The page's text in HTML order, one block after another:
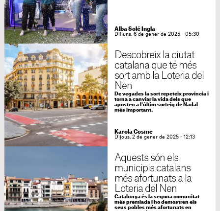
Alba Solé Ingla
Dilluns, 6 de gener de 2025 - 05:30
Descobreix la ciutat
catalana que té més
sort amb la Loteria del
Nen
De vegades la sort repeteix província i
torna a canviar la vida dels que
aposten a l'últim sorteig de Nadal
més important.
Karola Cosme
Dijous, 2 de gener de 2025 - 12:13
Aquests són els
municipis catalans
més afortunats a la
Loteria del Nen
Catalunya és la segona comunitat
més premiada i ho demostren els
seus pobles més afortunats en